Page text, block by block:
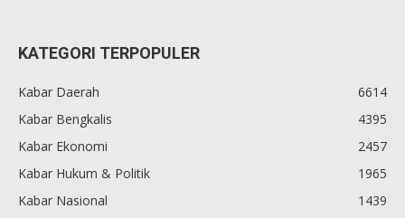
KATEGORI TERPOPULER
Kabar Daerah
6614
Kabar Bengkalis
4395
Kabar Ekonomi
2457
Kabar Hukum & Politik
1965
Kabar Nasional
1439